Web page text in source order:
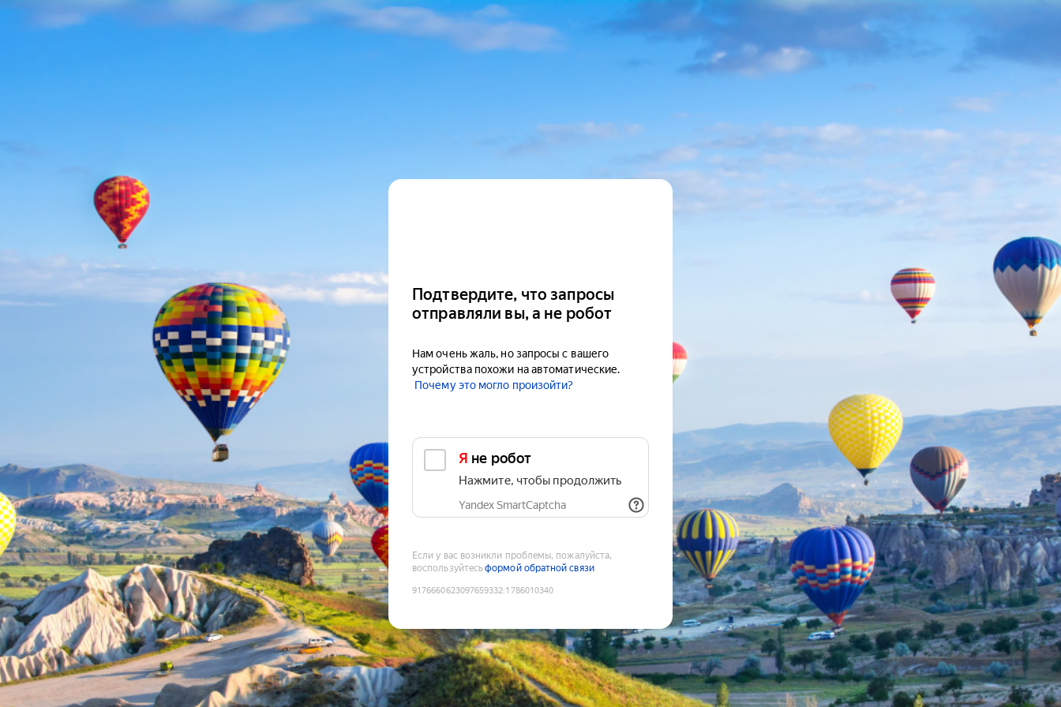
Подтвердите, что запросы
отправляли вы, а не робот
Нам очень жаль, но запросы с вашего
устройства похожи на автоматические.
Почему это могло произойти?
Я не робот
Нажмите, чтобы продолжить
Yandex SmartCaptcha
Если у вас возникли проблемы, пожалуйста,
воспользуйтесьформой обратной связи
9176660623097659332:1786010340